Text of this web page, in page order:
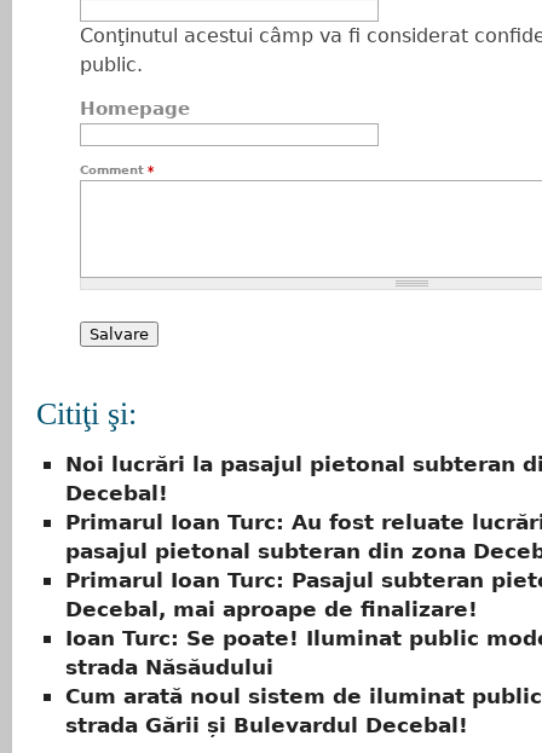
Conţinutul acestui câmp va fi considerat
public.
Homepage
Comment *
Citiţi şi:
Noi lucrări la pasajul pietonal subteran
Decebal!
Primarul Ioan Turc: Au fost reluate
pasajul pietonal subteran din zona
Primarul Ioan Turc: Pasajul subteran
Decebal, mai aproape de finalizare!
Ioan Turc: Se poate! Iluminat public
strada Năsăudului
Cum arată noul sistem de iluminat
strada Gării și Bulevardul Decebal!